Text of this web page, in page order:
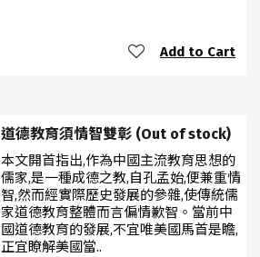
Add to Cart
道德教育須情智雙彰 (Out of stock)
本文開首指出,作為中國主流教育思想的
儒家,是一種成德之教,自孔孟始,便兼重情
智,然而經實際歷史發展的參雜,使傳統儒
家道德教育整體而言偏情歉智。當前中
國道德教育的發展,不宜唯美國馬首是瞻,
正宜瞭解美國當..